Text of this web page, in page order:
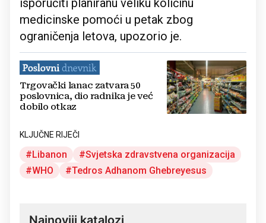
isporučiti planiranu veliku količinu
medicinske pomoći u petak zbog
ograničenja letova, upozorio je.
Trgovački lanac zatvara 50
poslovnica, dio radnika je već
dobilo otkaz
KLJUČNE RIJEČI
Libanon
Svjetska zdravstvena organizacija
WHO
Tedros Adhanom Ghebreyesus